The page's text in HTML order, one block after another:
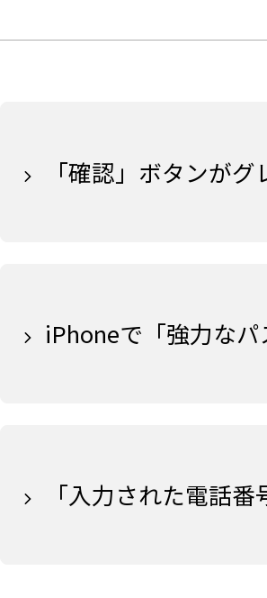
「確認」ボタンが
iPhoneで「強力な
「入力された電話